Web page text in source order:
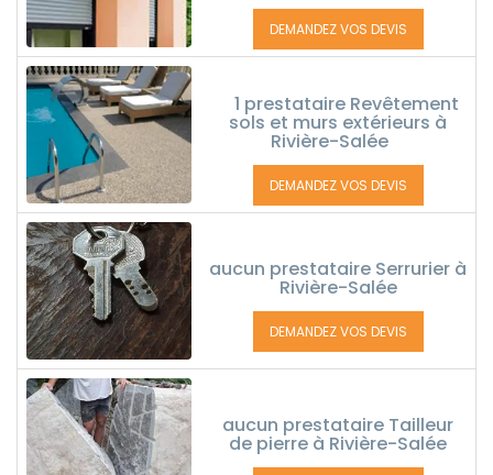
DEMANDEZ VOS DEVIS
1 prestataire Revêtement
sols et murs extérieurs à
Rivière-Salée
DEMANDEZ VOS DEVIS
aucun prestataire Serrurier à
Rivière-Salée
DEMANDEZ VOS DEVIS
aucun prestataire Tailleur
de pierre à Rivière-Salée